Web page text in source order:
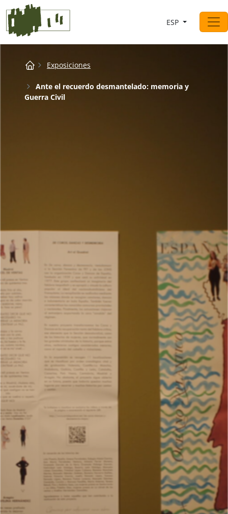
Saltar al contingut
Navegación principal
ESP
Breadcrumb
Exposiciones
Ante el recuerdo desmantelado: memoria y
Guerra Civil